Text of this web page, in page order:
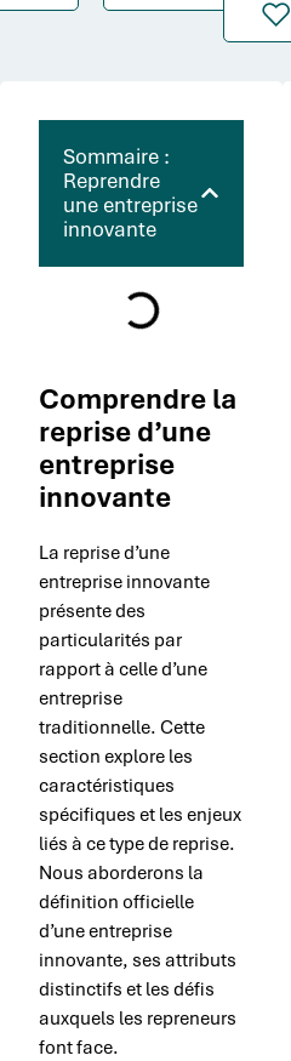
Sommaire :
Reprendre
une entreprise
innovante
Comprendre la
reprise d’une
entreprise
innovante
La reprise d’une
entreprise innovante
présente des
particularités par
rapport à celle d’une
entreprise
traditionnelle. Cette
section explore les
caractéristiques
spécifiques et les enjeux
liés à ce type de reprise.
Nous aborderons la
définition officielle
d’une entreprise
innovante, ses attributs
distinctifs et les défis
auxquels les repreneurs
font face.